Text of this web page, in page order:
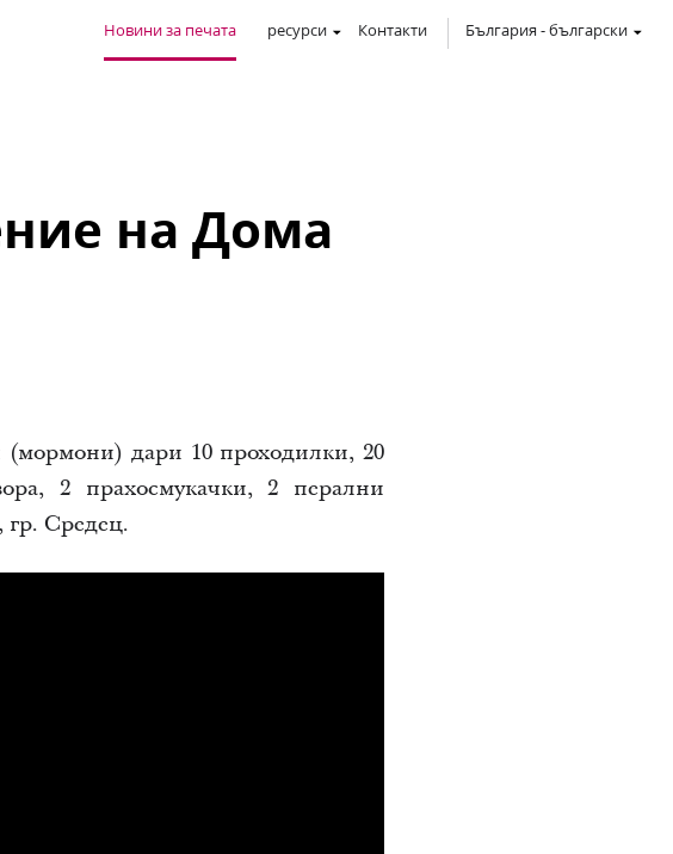
Новини за печата ресурси Контакти България -български
на Дома
(мормони) дари 10 проходилки, 20
2 прахосмукачки, 2 перални
Средец.